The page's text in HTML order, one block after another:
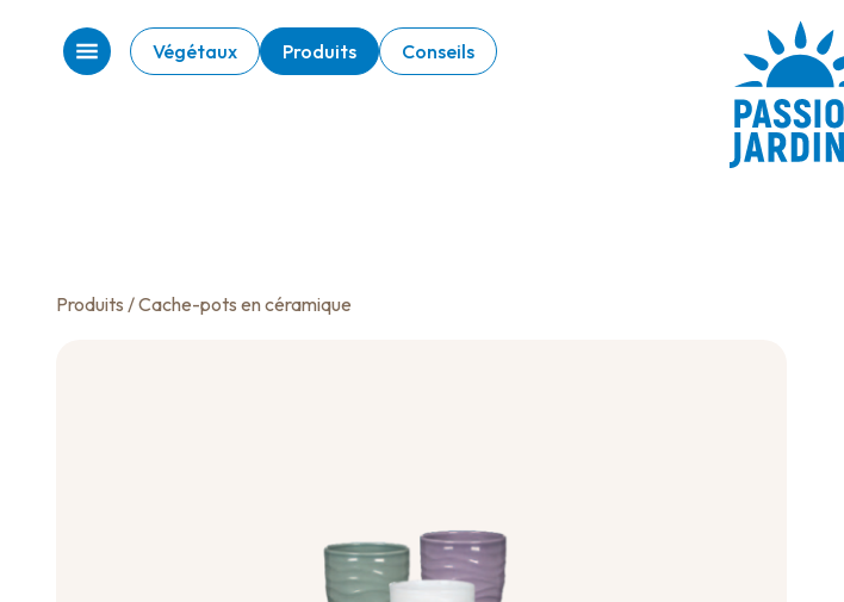
Végétaux Produits Conseils
Produits / Cache-pots en céramique